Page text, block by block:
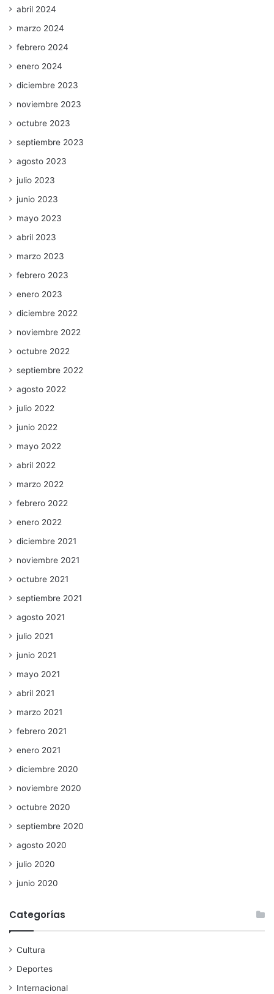
abril 2024
marzo 2024
febrero 2024
enero 2024
diciembre 2023
noviembre 2023
octubre 2023
septiembre 2023
agosto 2023
julio 2023
junio 2023
mayo 2023
abril 2023
marzo 2023
febrero 2023
enero 2023
diciembre 2022
noviembre 2022
octubre 2022
septiembre 2022
agosto 2022
julio 2022
junio 2022
mayo 2022
abril 2022
marzo 2022
febrero 2022
enero 2022
diciembre 2021
noviembre 2021
octubre 2021
septiembre 2021
agosto 2021
julio 2021
junio 2021
mayo 2021
abril 2021
marzo 2021
febrero 2021
enero 2021
diciembre 2020
noviembre 2020
octubre 2020
septiembre 2020
agosto 2020
julio 2020
junio 2020
Categorías
Cultura
Deportes
Internacional